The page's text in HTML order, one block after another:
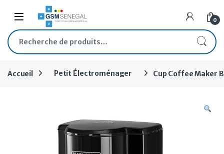
Skip to navigation
Skip to content
Open 0
Recherche pour :
Accueil Petit Électroménager Cup Coffee Maker